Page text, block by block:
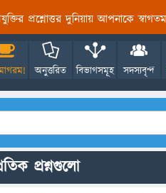
প্রশ্নোত্তর দুনিয়ায় আপনাকে
অনুত্তরিত বিভাগসমূহ সদস্যবৃন্দ
প্রশ্নগুলো